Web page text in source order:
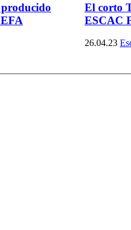
El corto
ESCAC
26.04.23